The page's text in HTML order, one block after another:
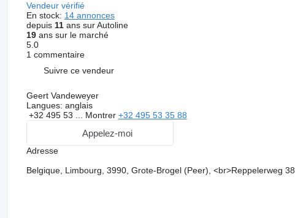
Vendeur vérifié
En stock: 14 annonces
depuis 11ans sur Autoline
19ans sur le marché
5.0
1 commentaire
Suivre ce vendeur
Geert Vandeweyer
Langues: anglais
+32 495 53 ... Montrer +32 495 53 35 88
Appelez-moi
Adresse
Belgique, Limbourg, 3990, Grote-Brogel (Peer), <br>Reppelerweg 38